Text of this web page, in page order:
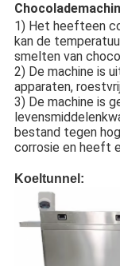
1) Het heefteen
kan de
smelten van
2) De machine is
apparaten,
3) De machine is
bestand tegen
corrosie en heeft
Koeltunnel: